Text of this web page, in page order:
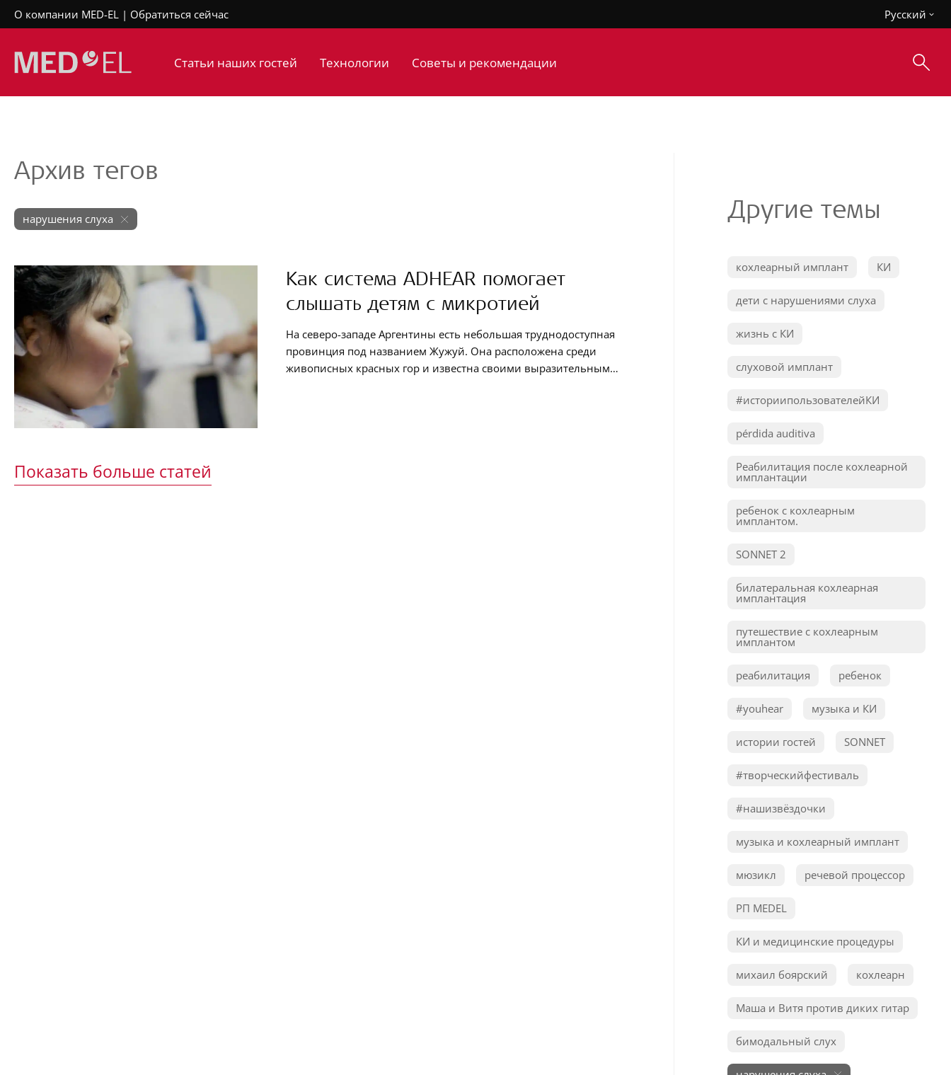
О компании MED-EL Обратиться сейчас Русский
Статьи наших гостей Технологии Советы и рекомендации
Архив тегов
нарушения слуха
Как система ADHEAR помогает
слышать детям с микротией
На северо-западе Аргентины есть небольшая труднодоступная
провинция под названием Жужуй. Она расположена среди
живописных красных гор и известна своими выразительными
Показать больше статей
Другие темы
кохлеарный имплант КИ
дети с нарушениями слуха
жизнь с КИ
слуховой имплант
#историипользователейКИ
pérdida auditiva
Реабилитация после кохлеарной
имплантации
ребенок с кохлеарным
имплантом.
SONNET 2
билатеральная кохлеарная
имплантация
путешествие с кохлеарным
имплантом
реабилитация ребенок
#youhear музыка и КИ
истории гостей SONNET
#творческийфестиваль
#нашизвёздочки
музыка и кохлеарный имплант
мюзикл речевой процессор
РП MEDEL
КИ и медицинские процедуры
михаил боярский кохлеарн
Маша и Витя против диких гитар
бимодальный слух